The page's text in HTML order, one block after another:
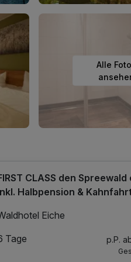
Alle
CLASS den
Halbpension &
Eiche
Tage
p.P.